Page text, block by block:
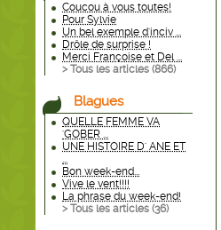
Coucou à vous toutes!
Pour Sylvie
Un bel exemple d'inciv ...
Drôle de surprise !
Merci Françoise et Del ...
> Tous les articles (866)
Blagues
QUELLE FEMME VA
'GOBER ...
UNE HISTOIRE D' ANE ET
...
Bon week-end...
Vive le vent!!!!
La phrase du week-end!
> Tous les articles (36)